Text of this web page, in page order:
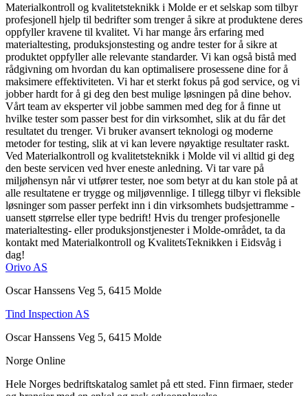
Materialkontroll og kvalitetsteknikk i Molde er et selskap som tilbyr
profesjonell hjelp til bedrifter som trenger å sikre at produktene deres
oppfyller kravene til kvalitet. Vi har mange års erfaring med
materialtesting, produksjonstesting og andre tester for å sikre at
produktet oppfyller alle relevante standarder. Vi kan også bistå med
rådgivning om hvordan du kan optimalisere prosessene dine for å
maksimere effektiviteten. Vi har et sterkt fokus på god service, og vi
jobber hardt for å gi deg den best mulige løsningen på dine behov.
Vårt team av eksperter vil jobbe sammen med deg for å finne ut
hvilke tester som passer best for din virksomhet, slik at du får det
resultatet du trenger. Vi bruker avansert teknologi og moderne
metoder for testing, slik at vi kan levere nøyaktige resultater raskt.
Ved Materialkontroll og kvalitetsteknikk i Molde vil vi alltid gi deg
den beste servicen ved hver eneste anledning. Vi tar vare på
miljøhensyn når vi utfører tester, noe som betyr at du kan stole på at
alle resultatene er trygge og miljøvennlige. I tillegg tilbyr vi fleksible
løsninger som passer perfekt inn i din virksomhets budsjettramme -
uansett størrelse eller type bedrift! Hvis du trenger profesjonelle
materialtesting- eller produksjonstjenester i Molde-området, ta da
kontakt med Materialkontroll og KvalitetsTeknikken i Eidsvåg i
dag!
Orivo AS
Oscar Hanssens Veg 5, 6415 Molde
Tind Inspection AS
Oscar Hanssens Veg 5, 6415 Molde
Norge Online
Hele Norges bedriftskatalog samlet på ett sted. Finn firmaer, steder